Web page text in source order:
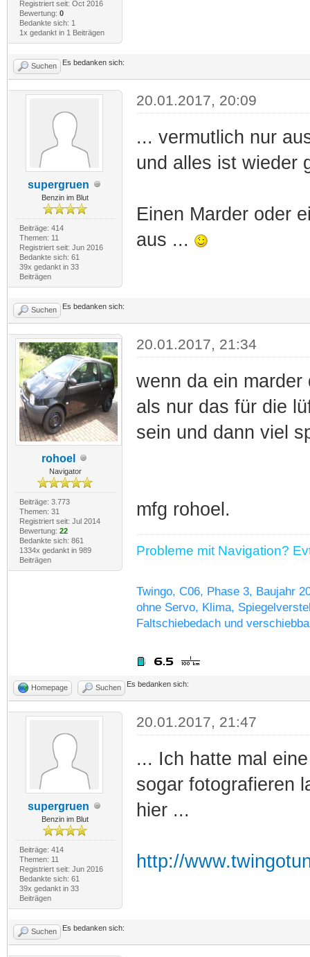
Registriert seit: Oct 2016
Bewertung: 0
Bedankte sich: 1
1x gedankt in 1 Beiträgen
Suchen Es bedanken sich:
supergruen
Benzin im Blut
Beiträge: 414
Themen: 11
Registriert seit: Jun 2016
Bedankte sich: 61
39x gedankt in 33
Beiträgen
20.01.2017, 20:09
... vermutlich nur
und alles ist wieder
Einen Marder oder
aus ...
Suchen Es bedanken sich:
rohoel
Navigator
Beiträge: 3.773
Themen: 31
Registriert seit: Jul 2014
Bewertung: 22
Bedankte sich: 861
1334x gedankt in 989
Beiträgen
20.01.2017, 21:34
wenn da ein
als nur das für die
sein und dann viel
mfg rohoel.
Probleme mit Navigation?
Twingo, C06, Phase 3, Baujahr
ohne Servo, Klima,
Faltschiebedach und
Homepage Suchen Es bedanken sich:
supergruen
Benzin im Blut
Beiträge: 414
Themen: 11
Registriert seit: Jun 2016
Bedankte sich: 61
39x gedankt in 33
Beiträgen
20.01.2017, 21:47
... Ich hatte mal
sogar fotografieren
hier ...
http://
Suchen Es bedanken sich: